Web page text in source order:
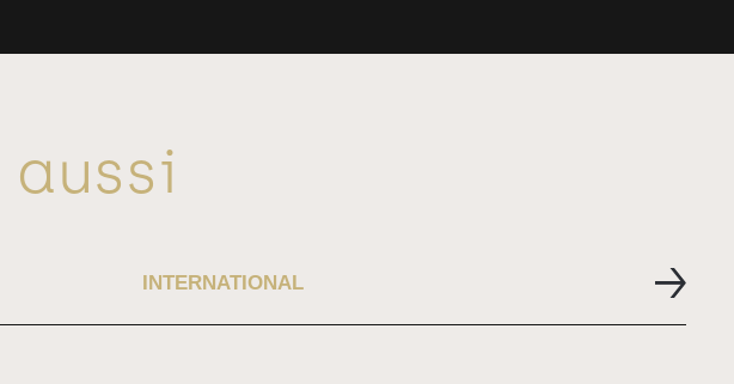
aussi
INTERNATIONAL
21 02 10
15 Rue Antoine Deville